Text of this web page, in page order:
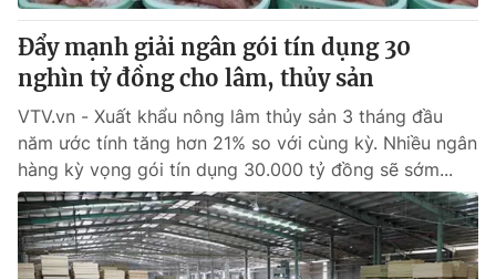
Đẩy mạnh giải ngân gói tín dụng 30
nghìn tỷ đồng cho lâm, thủy sản
VTV.vn - Xuất khẩu nông lâm thủy sản 3 tháng đầu
năm ước tính tăng hơn 21% so với cùng kỳ. Nhiều ngân
hàng kỳ vọng gói tín dụng 30.000 tỷ đồng sẽ sớm...